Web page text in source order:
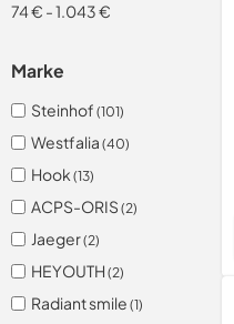
74 € -1.043 €
Marke
Steinhof (101)
Westfalia (40)
Hook (13)
ACPS-ORIS (2)
Jaeger(2)
HEYOUTH (2)
Radiant smile (1)